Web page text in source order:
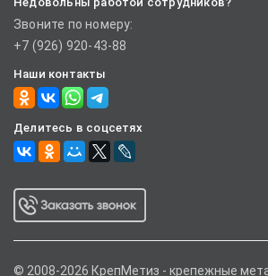
Звоните по номеру:
+7 (926) 920-43-88
Наши контакты
Делитесь в соцсетях
© 2008-2026 КрепМетиз - крепежные